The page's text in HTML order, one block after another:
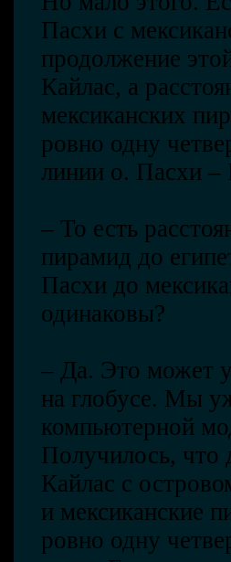
Пасхи с
продолжение
Кайлас, а
мексиканских
ровно одну
линии о. Пасхи –
– То есть
пирамид до
Пасхи до
одинаковы?
– Да. Это может
на глобусе. Мы
компьютерной
Получилось, что
Кайлас с
и мексиканские
ровно одну